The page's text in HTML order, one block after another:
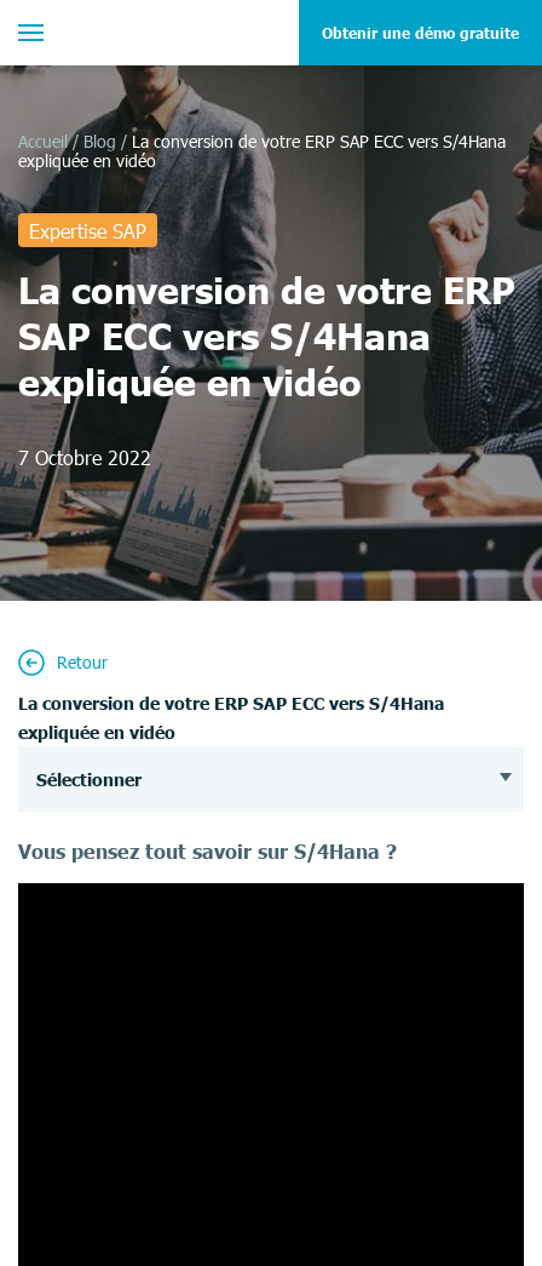
Obtenir une démo gratuite
Accueil / Blog / La conversion de votre ERP SAP ECC vers S/4Hana
expliquée en vidéo
Expertise SAP
La conversion de votre ERP
SAP ECC vers S/4Hana
expliquée en vidéo
7 Octobre 2022
Retour
La conversion de votre ERP SAP ECC vers S/4Hana
expliquée en vidéo
Sélectionner
Vous pensez tout savoir sur S/4Hana ?